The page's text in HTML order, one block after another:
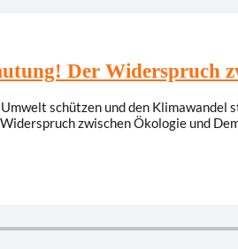
Der Widerspruch
schützen und den
zwischen Ökologie und